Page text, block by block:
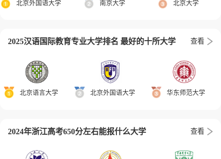
北京外国语大学 南京大学 北京大学
2025汉语国际教育专业大学排名 最好的十所大学 查看
北京语言大学 北京外国语大学 华东师范大学
2024年浙江高考650分左右能报什么大学 查看